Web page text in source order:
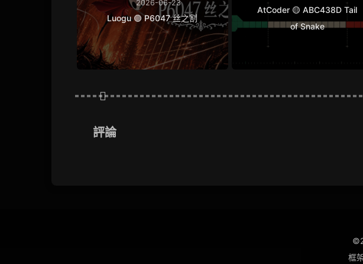
2026-06-23
Luogu 🟣 P6047 丝之割
AtCoder 🟡 ABC438D Tail
of Snake
評論
框